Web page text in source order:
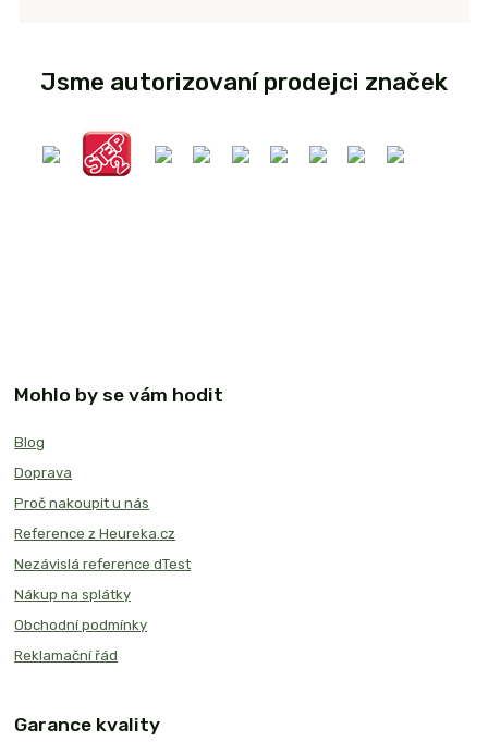
Jsme autorizovaní prodejci značek
Mohlo by se vám hodit
Blog
Doprava
Proč nakoupit u nás
Reference z Heureka.cz
Nezávislá reference dTest
Nákup na splátky
Obchodní podmínky
Reklamační řád
Garance kvality